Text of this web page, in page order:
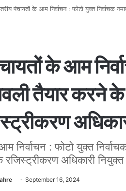
पंचायतों के आम निर्वाचन : फोटो युक्त निर्वाचक
के आम
तैयार करने
निर्वाचन : फोटो युक्त
अधिकारी नियुक्त
September 16, 2024